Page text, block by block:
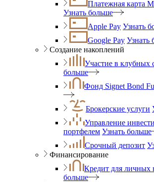
Платежная карта
Узнать больше
Apple Pay Узнать
Google Pay Узнать
Создание накоплений
Участие в клубных
больше
Фонд Signet Bond
Брокерские услуги
Управление
портфелем Узнать больше
Срочный депозит
Финансирование
Кредит для личных
больше